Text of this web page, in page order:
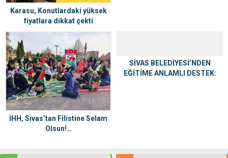
Karasu, Konutlardaki yüksek
fiyatlara dikkat çekti
İHH, Sivas’tan Filistine Selam
Olsun!…
SİVAS BELEDİYESİ’NDEN
EĞİTİME ANLAMLI DESTEK: